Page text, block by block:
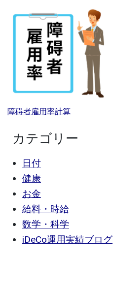
障碍者雇用率計算
カテゴリー
日付
健康
お金
給料・時給
数学・科学
iDeCo運用実績ブログ